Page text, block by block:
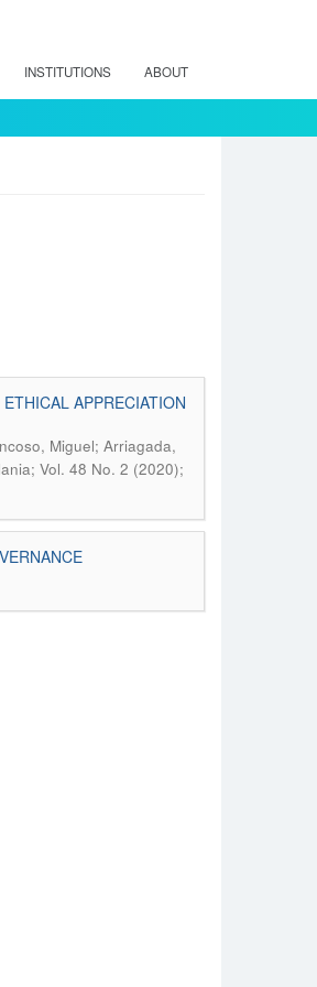
INSTITUTIONS ABOUT
APPRECIATION
Miguel; Arriagada,
Vol. 48 No. 2 (2020);